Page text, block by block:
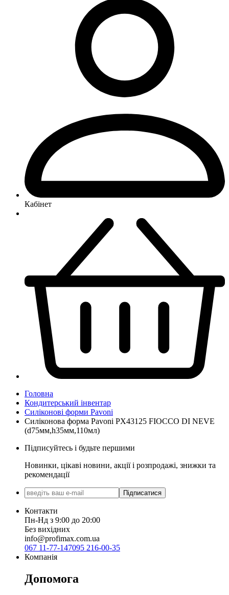
Кабінет
Головна
Кондитерський інвентар
Силіконові форми Pavoni
Силіконова форма Pavoni PX43125 FIOCCO DI NEVE
(d75мм,h35мм,110мл)
Підписуйтесь і будьте першими
Новинки, цікаві новини, акції і розпродажі, знижки та
рекомендації
Підписатися
Контакти
Пн-Нд з 9:00 до 20:00
Без вихідних
info@profimax.com.ua
067 11-77-147095 216-00-35
Компанія
Допомога